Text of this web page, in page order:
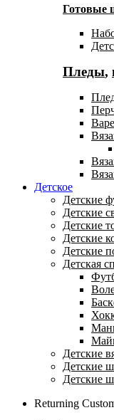
Готовые
Пледы,
Детское
Детские
Детские
Детские
Детские
Детские
Детская
Детские
Детские
Детские
Returning